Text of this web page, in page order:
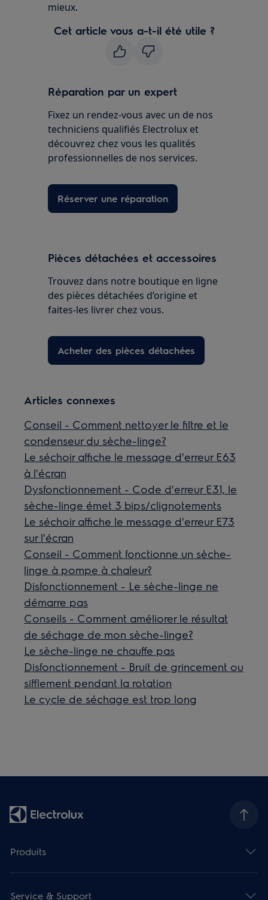
mieux.
Cet article vous a-t-il été utile ?
Réparation par un expert
Fixez un rendez-vous avec un de nos
techniciens qualifiés Electrolux et
découvrez chez vous les qualités
professionnelles de nos services.
Réserver une réparation
Pièces détachées et accessoires
Trouvez dans notre boutique en ligne
des pièces détachées d’origine et
faites-les livrer chez vous.
Acheter des pièces détachées
Articles connexes
Conseil - Comment nettoyer le filtre et le
condenseur du sèche-linge?
Le séchoir affiche le message d'erreur E63
à l'écran
Dysfonctionnement - Code d'erreur E31, le
sèche-linge émet 3 bips/clignotements
Le séchoir affiche le message d'erreur E73
sur l'écran
Conseil - Comment fonctionne un sèche-
linge à pompe à chaleur?
Disfonctionnement - Le sèche-linge ne
démarre pas
Conseils - Comment améliorer le résultat
de séchage de mon sèche-linge?
Le sèche-linge ne chauffe pas
Disfonctionnement - Bruit de grincement ou
sifflement pendant la rotation
Le cycle de séchage est trop long
Produits
Service & Support